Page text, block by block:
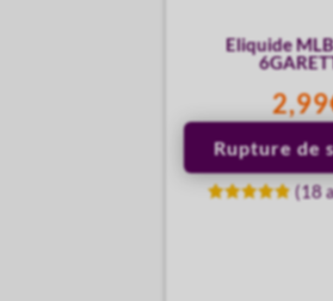
Eliquide
2,99
Rupture de
(18